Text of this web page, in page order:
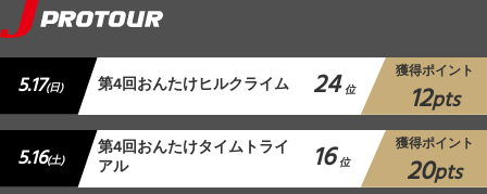
5.17(日) 第4回おんたけヒルクライム 24 位
獲得ポイント
12pts
5.16(土) 第4回おんたけタイムトライ
アル 16 位
獲得ポイント
20pts